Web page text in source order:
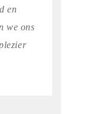
en
we ons